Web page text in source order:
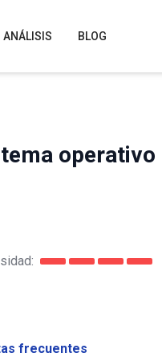
ANÁLISIS BLOG
operativo
frecuentes